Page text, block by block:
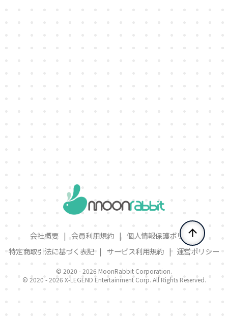
会社概要 | 会員利用規約 | 個人情報保護ポリシー
特定商取引法に基づく表記 | サービス利用規約 | 運営ポリシー
© 2020 -2026 MoonRabbit Corporation.
© 2020 -2026 X-LEGEND Entertainment Corp. All Rights Reserved.